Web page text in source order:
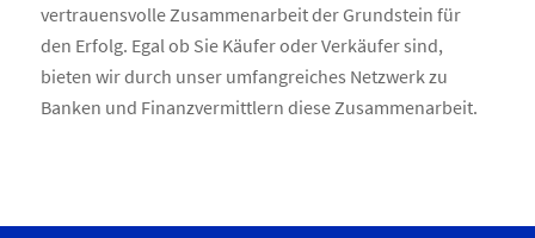
vertrauensvolle Zusammenarbeit der Grundstein für
den Erfolg. Egal ob Sie Käufer oder Verkäufer sind,
bieten wir durch unser umfangreiches Netzwerk zu
Banken und Finanzvermittlern diese Zusammenarbeit.